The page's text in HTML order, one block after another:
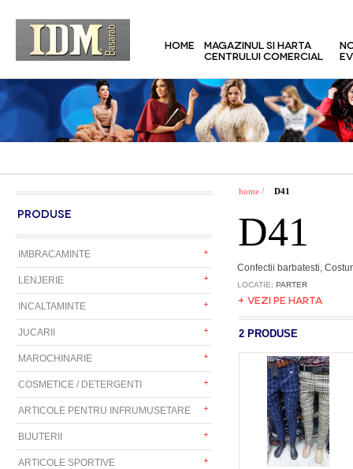
HOME
MAGAZINUL SI HARTA
CENTRULUI COMERCIAL
PRODUSE
IMBRACAMINTE
LENJERIE
INCALTAMINTE
JUCARII
MAROCHINARIE
COSMETICE / DETERGENTI
ARTICOLE PENTRU INFRUMUSETARE
BIJUTERII
ARTICOLE SPORTIVE
home / D41
D41
Confectii barbatesti,
LOCATIE: PARTER
+ VEZI PE HARTA
2 PRODUSE